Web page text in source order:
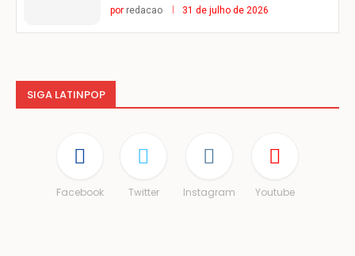
por redacao 31 de julho de 2026
SIGA LATINPOP
Facebook Twitter Instagram Youtube